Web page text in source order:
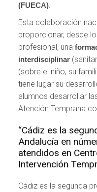
(FUECA)
Esta colaboración
proporcionar, desde
profesional, una
interdisciplinar
(sobre el niño, su
tiene lugar su
alumnos desarrollar
Atención Temprana
“Cádiz es la
Andalucía en
atendidos en
Intervención
Cádiz es la segunda